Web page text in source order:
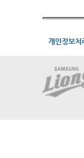
개인정보처